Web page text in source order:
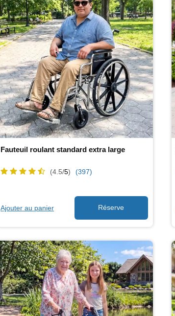
Fauteuil roulant standard extra large
(4.5/5) (397)
Ajouter au panier